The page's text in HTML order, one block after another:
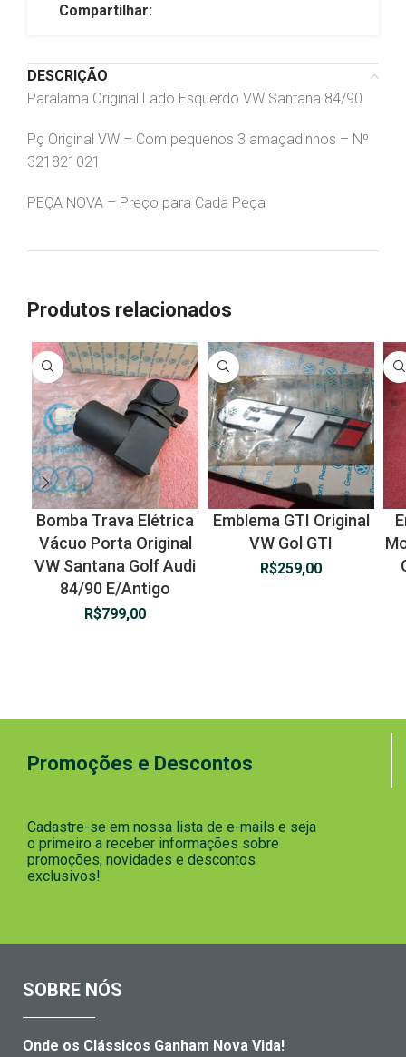
Compartilhar:
DESCRIÇÃO
Paralama Original Lado Esquerdo VW Santana 84/90
Pç Original VW – Com pequenos 3 amaçadinhos – Nº
321821021
PEÇA NOVA – Preço para Cada Peça
Produtos relacionados
Bomba Trava Elétrica
Vácuo Porta Original
VW Santana Golf Audi
84/90 E/Antigo
R$799,00
Emblema GTI Original
VW Gol GTI
R$259,00
Promoções e Descontos
Cadastre-se em nossa lista de e-mails e seja
o primeiro a receber informações sobre
promoções, novidades e descontos
exclusivos!
SOBRE NÓS
Onde os Clássicos Ganham Nova Vida!